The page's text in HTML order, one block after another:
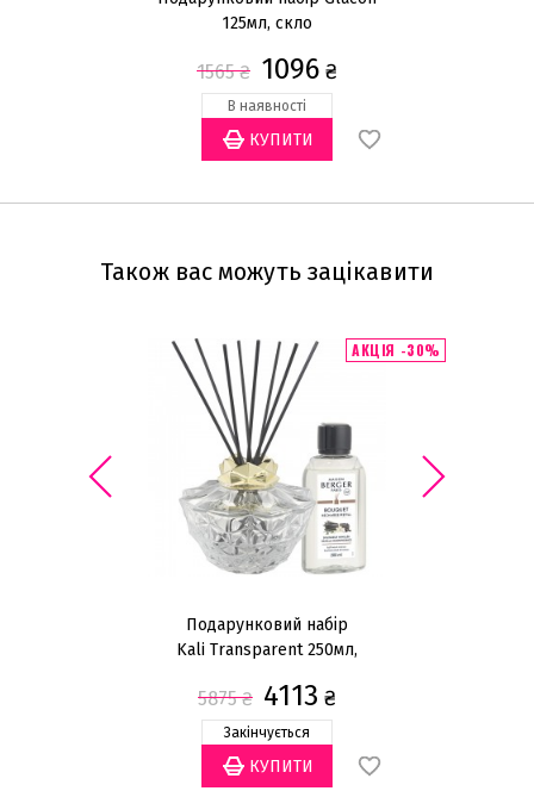
125мл, скло
1565₴ 1096 ₴
В наявності
Також вас можуть зацікавити
АКЦІЯ -30%
Подарунковий набір
Kali Transparent 250мл,
200мл
5875₴ 4113 ₴
Закінчується